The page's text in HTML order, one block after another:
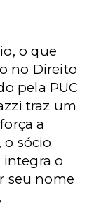
o que
no Direito
pela PUC
traz um
a
o sócio
integra o
seu nome